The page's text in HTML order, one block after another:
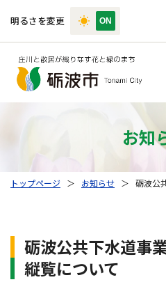
明るさを変更
お知
トップページ ＞ お知らせ ＞ 砺波公
砺波公共下水道事
縦覧について